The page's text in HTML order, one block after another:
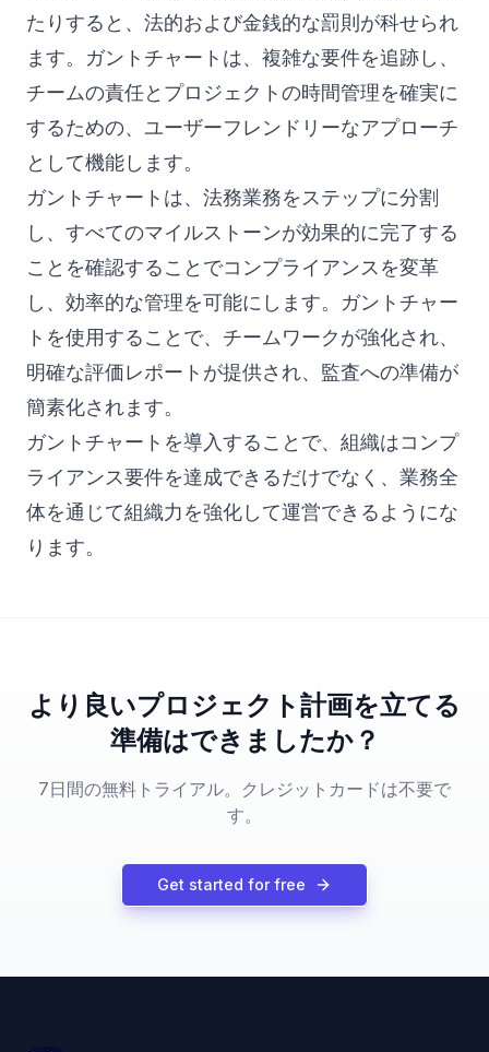
たりすると、法的および金銭的な罰則が科せられ
ます。ガントチャートは、複雑な要件を追跡し、
チームの責任とプロジェクトの時間管理を確実に
するための、ユーザーフレンドリーなアプローチ
として機能します。
ガントチャートは、法務業務をステップに分割
し、すべてのマイルストーンが効果的に完了する
ことを確認することでコンプライアンスを変革
し、効率的な管理を可能にします。ガントチャー
トを使用することで、チームワークが強化され、
明確な評価レポートが提供され、監査への準備が
簡素化されます。
ガントチャートを導入することで、組織はコンプ
ライアンス要件を達成できるだけでなく、業務全
体を通じて組織力を強化して運営できるようにな
ります。
より良いプロジェクト計画を立てる
準備はできましたか？
7日間の無料トライアル。クレジットカードは不要で
す。
Get started for free